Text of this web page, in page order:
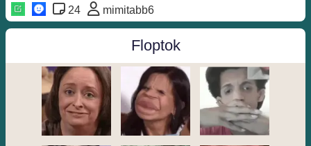
24 mimitabb6
Floptok